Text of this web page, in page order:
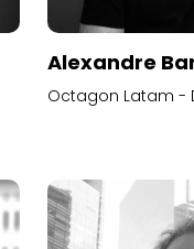
Alexandre
Octagon Latam -